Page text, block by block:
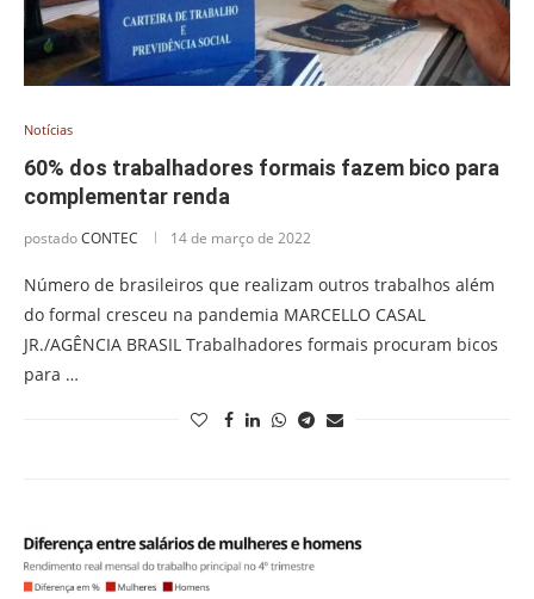
Notícias
60% dos trabalhadores formais fazem bico para
complementar renda
postadoCONTEC 14 de março de 2022
Número de brasileiros que realizam outros trabalhos além
do formal cresceu na pandemia MARCELLO CASAL
JR./AGÊNCIA BRASIL Trabalhadores formais procuram bicos
para …